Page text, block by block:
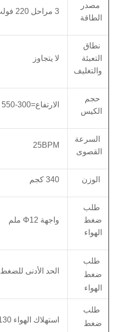
مصدر
الطاقة
نطاق
التعبئة
والتغليف
لا يتجاوز
حجم
الكيس
الارتفاع=300-550 ملم، العرض=20-320 ملم
السرعة
القصوى
الوزن
طلب
ضغط
الهواء
واجهة Φ12 ملم
طلب
ضغط
الهواء
الحد الأدنى للضغط 6 بار (0.6 ميجا باسكال)
طلب
ضغط
استهلاك الهواء 130 لتر/دقيقة